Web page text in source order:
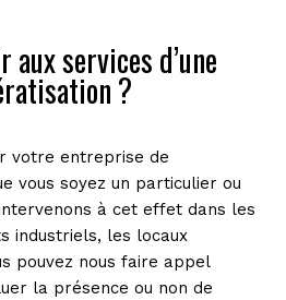
services d’une
?
votre entreprise de
vous soyez un particulier ou
à cet effet dans les
industriels, les locaux
pouvez nous faire appel
la présence ou non de